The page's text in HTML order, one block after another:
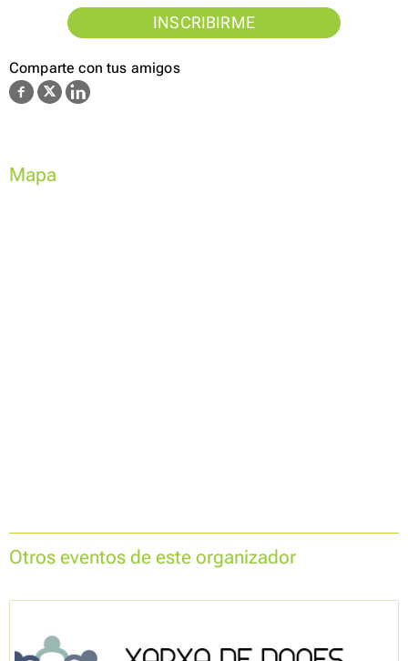
INSCRIBIRME
Comparte con tus amigos
Mapa
Otros eventos de este organizador